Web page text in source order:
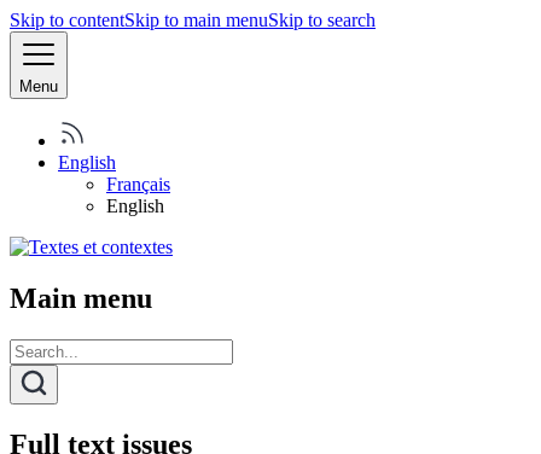
Skip to contentSkip to main menuSkip to search
Menu
English
Français
English
Main menu
Full text issues